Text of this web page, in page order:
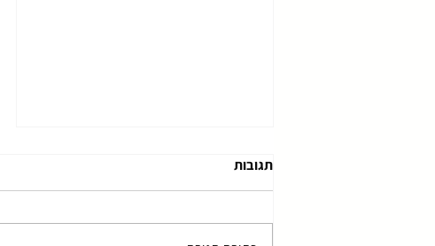
תגובות